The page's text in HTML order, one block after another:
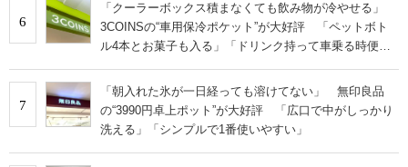
6
「クーラーボックス積まなくても飲み物が冷やせる」
3COINSの“車用保冷ポケット”が大好評 「ペットボト
ル4本とお菓子も入る」「ドリンク持って車乗る時便
7
「朝入れた氷が一日経っても溶けてない」 無印良品
の“3990円卓上ポット”が大好評 「広口で中がしっかり
洗える」「シンプルで1番使いやすい」